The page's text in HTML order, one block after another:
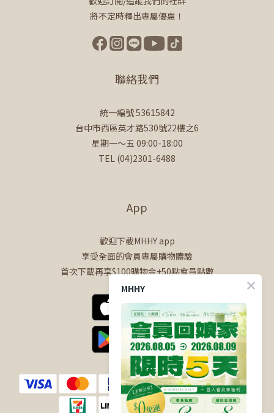
將不定時釋出專屬優惠！
聯絡我們
統一編號 53615842
台中市西區英才路530號22樓之6
星期一～五 09:00-18:00
TEL (04)2301-6488
App
歡迎下載MHHY app
享受全面的會員專屬購物體驗
首次下載再享$100購物金+50點會員點數
MHHY